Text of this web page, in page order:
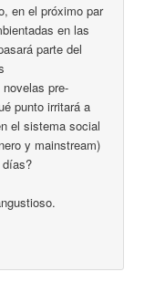
en el próximo par
en las
parte del
pre-
punto irritará a
el sistema social
y mainstream)
días?